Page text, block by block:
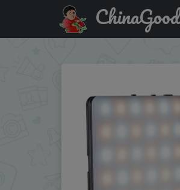
Купить с промокодом :AEUA01